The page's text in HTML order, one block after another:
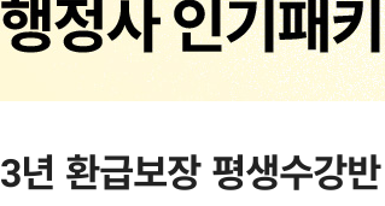
3년 환급보장 평생수강반